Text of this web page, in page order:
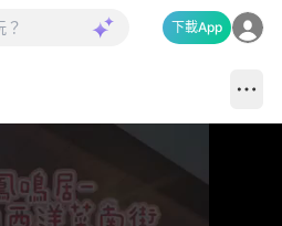
下載App